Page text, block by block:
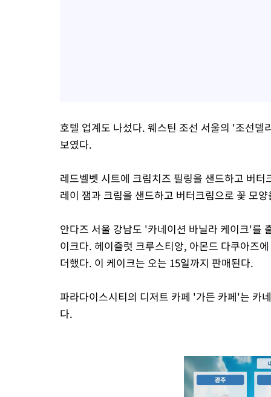
호텔 업계도 나섰다. 웨스틴 조선 서울의 '조선
보였다.
레드벨벳 시트에 크림치즈 필링을 샌드하고 버
레이 잼과 크림을 샌드하고 버터크림으로 꽃 모
안다즈 서울 강남도 '카네이션 바닐라 케이크'를
이크다. 헤이즐럿 크루스티앙, 아몬드 다쿠아즈
더했다. 이 케이크는 오는 15일까지 판매된다.
파라다이스시티의 디저트 카페 '가든 카페'는 카
다.